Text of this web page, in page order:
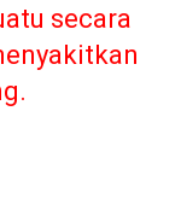
secara